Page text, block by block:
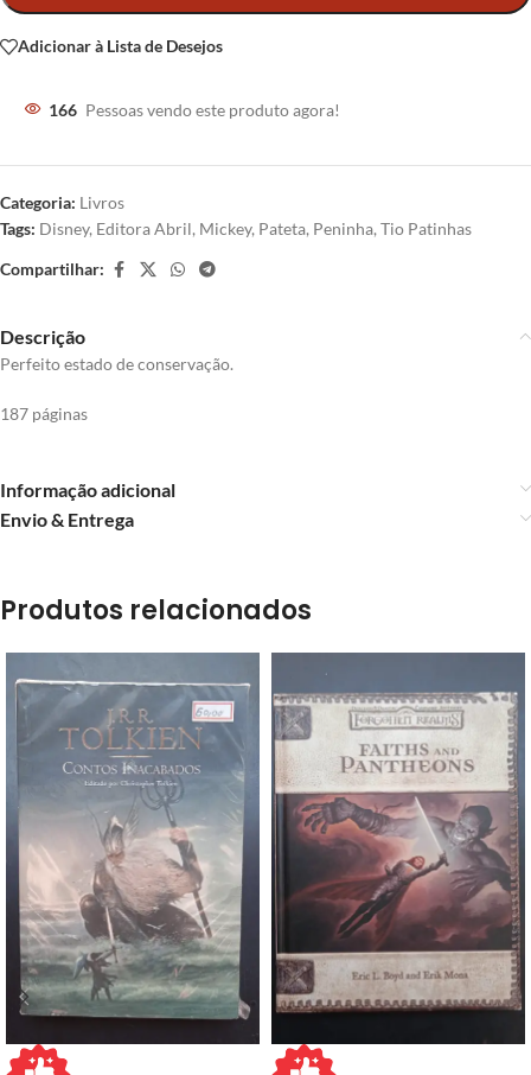
Adicionar à Lista de Desejos
166 Pessoas vendo este produto agora!
Categoria: Livros
Tags: Disney, Editora Abril, Mickey, Pateta, Peninha, Tio Patinhas
Compartilhar:
Descrição
Perfeito estado de conservação.
187 páginas
Informação adicional
Envio & Entrega
Produtos relacionados